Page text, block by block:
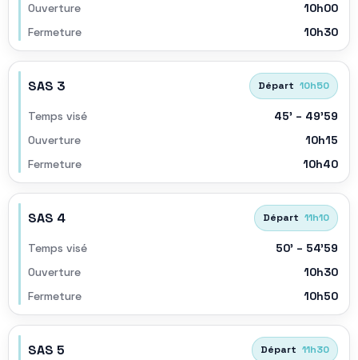
Ouverture
10h00
Fermeture
10h30
SAS 3 Départ 10h50
Temps visé
45’ – 49’59
Ouverture
10h15
Fermeture
10h40
SAS 4 Départ 11h10
Temps visé
50’ – 54’59
Ouverture
10h30
Fermeture
10h50
SAS 5 Départ 11h30